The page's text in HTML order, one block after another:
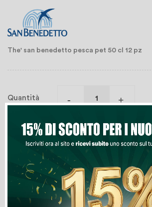
The' san benedetto pesca pet 50 cl 12 pz
Quantità
Aggiungi Al Carrello
Lista Dei Desideri